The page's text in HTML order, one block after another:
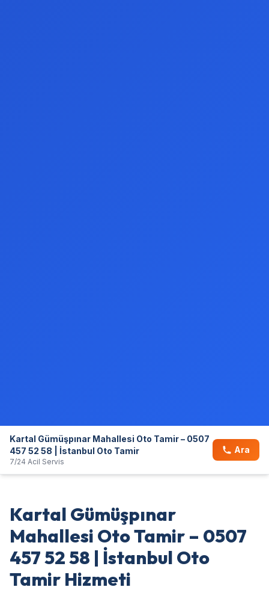
Kartal Gümüşpınar Mahallesi Oto Tamir – 0507
457 52 58 | İstanbul Oto Tamir
7/24 Acil Servis
Ara
Kartal Gümüşpınar
Mahallesi Oto Tamir – 0507
457 52 58 | İstanbul Oto
Tamir Hizmeti